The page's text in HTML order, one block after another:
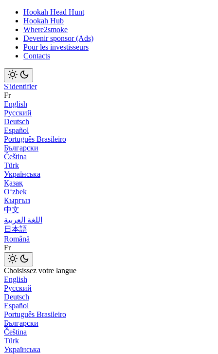
Hookah Head Hunt
Hookah Hub
Where2smoke
Devenir sponsor (Ads)
Pour les investisseurs
Contacts
S'identifier
Fr
English
Русский
Deutsch
Español
Português Brasileiro
Български
Čeština
Türk
Українська
Қазақ
Оʻzbek
Кыргыз
中文
اللغة العربية
日本語
Română
Fr
Choisissez votre langue
English
Русский
Deutsch
Español
Português Brasileiro
Български
Čeština
Türk
Українська